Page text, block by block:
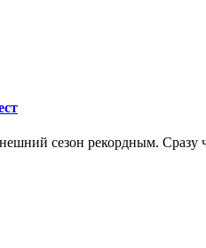
сезон рекордным. Сразу